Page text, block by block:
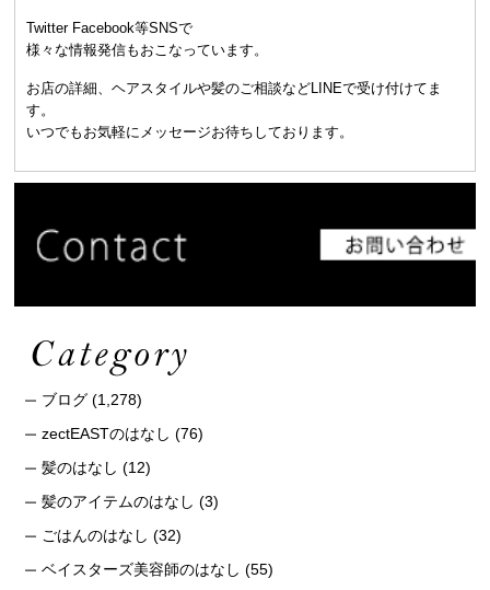
Twitter Facebook等SNSで
様々な情報発信もおこなっています。
お店の詳細、ヘアスタイルや髪のご相談などLINEで受け付けてま
す。
いつでもお気軽にメッセージお待ちしております。
ブログ (1,278)
zectEASTのはなし (76)
髪のはなし (12)
髪のアイテムのはなし (3)
ごはんのはなし (32)
ベイスターズ美容師のはなし (55)